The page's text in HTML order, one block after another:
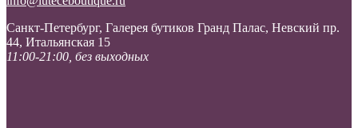
Санкт-Петербург, Галерея бутиков Гранд Палас, Невский пр.
44, Итальянская 15
11:00-21:00, без выходных